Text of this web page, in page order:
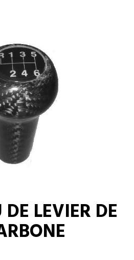
LEVIER DE